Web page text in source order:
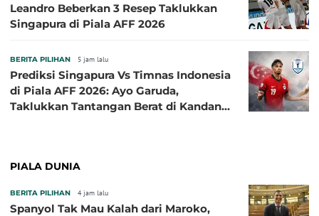
Leandro Beberkan 3 Resep Taklukkan
Singapura di Piala AFF 2026
BERITA PILIHAN 5 jam lalu
Prediksi Singapura Vs Timnas Indonesia
di Piala AFF 2026: Ayo Garuda,
Taklukkan Tantangan Berat di Kandang
PIALA DUNIA
BERITA PILIHAN 4 jam lalu
Spanyol Tak Mau Kalah dari Maroko,